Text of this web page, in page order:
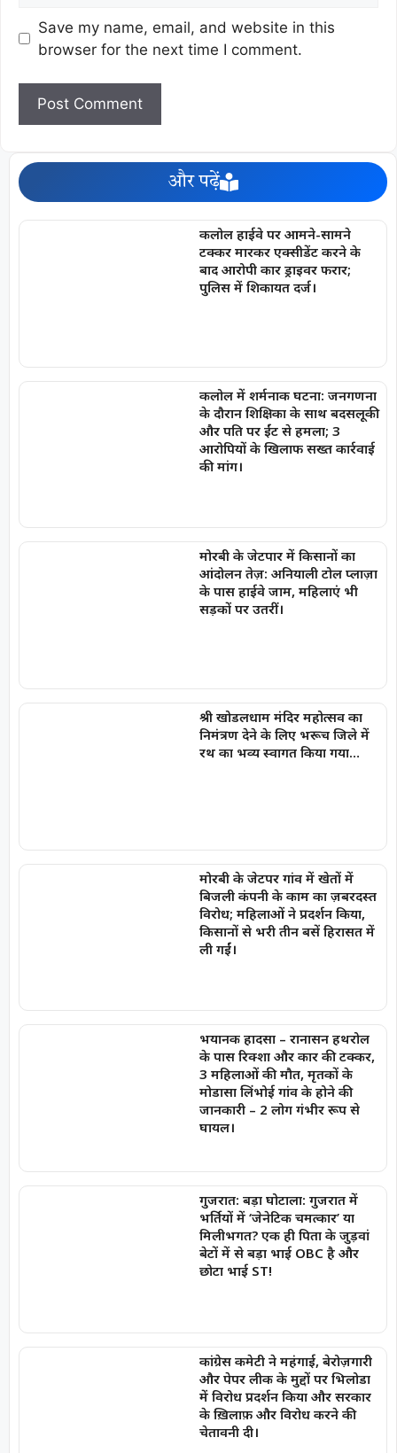
Save my name, email, and website in this
browser for the next time I comment.
और पढ़ें
कलोल हाईवे पर आमने-सामने
टक्कर मारकर एक्सीडेंट करने के
बाद आरोपी कार ड्राइवर फरार;
पुलिस में शिकायत दर्ज।
कलोल में शर्मनाक घटना: जनगणना
के दौरान शिक्षिका के साथ बदसलूकी
और पति पर ईंट से हमला; 3
आरोपियों के खिलाफ सख्त कार्रवाई
की मांग।
मोरबी के जेटपार में किसानों का
आंदोलन तेज़: अनियाली टोल प्लाज़ा
के पास हाईवे जाम, महिलाएं भी
सड़कों पर उतरीं।
श्री खोडलधाम मंदिर महोत्सव का
निमंत्रण देने के लिए भरूच जिले में
रथ का भव्य स्वागत किया गया…
मोरबी के जेटपर गांव में खेतों में
बिजली कंपनी के काम का ज़बरदस्त
विरोध; महिलाओं ने प्रदर्शन किया,
किसानों से भरी तीन बसें हिरासत में
ली गईं।
भयानक हादसा – रानासन हथरोल
के पास रिक्शा और कार की टक्कर,
3 महिलाओं की मौत, मृतकों के
मोडासा लिंभोई गांव के होने की
जानकारी – 2 लोग गंभीर रूप से
घायल।
गुजरात: बड़ा घोटाला: गुजरात में
भर्तियों में ‘जेनेटिक चमत्कार’ या
मिलीभगत? एक ही पिता के जुड़वां
बेटों में से बड़ा भाई OBC है और
छोटा भाई ST!
कांग्रेस कमेटी ने महंगाई, बेरोज़गारी
और पेपर लीक के मुद्दों पर भिलोडा
में विरोध प्रदर्शन किया और सरकार
के ख़िलाफ़ और विरोध करने की
चेतावनी दी।